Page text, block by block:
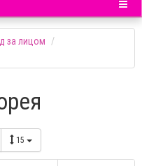
за лицом
15